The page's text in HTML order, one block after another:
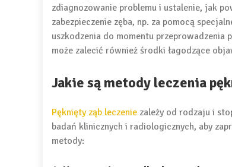
zdiagnozowanie problemu i ustalenie, jak
zabezpieczenie zęba, np. za pomocą
uszkodzenia do momentu przeprowadzenia
może zalecić również środki łagodzące
Jakie są metody leczenia
Pęknięty ząb leczenie zależy od rodzaju i
badań klinicznych i radiologicznych, aby
metody: